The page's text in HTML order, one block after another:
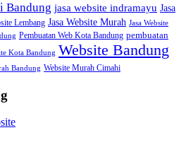
Bandung jasa website indramayu Jasa
Lembang Jasa Website Murah Jasa Website
Pembuatan Web Kota Bandung pembuatan
Kota Bandung Website Bandung
Bandung Website Murah Cimahi